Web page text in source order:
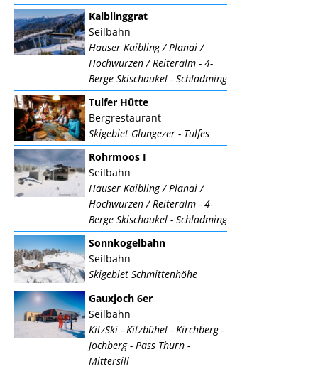
Kaiblinggrat
Seilbahn
Hauser Kaibling / Planai /
Hochwurzen / Reiteralm - 4-
Berge Skischaukel - Schladming
Tulfer Hütte
Bergrestaurant
Skigebiet Glungezer - Tulfes
Rohrmoos I
Seilbahn
Hauser Kaibling / Planai /
Hochwurzen / Reiteralm - 4-
Berge Skischaukel - Schladming
Sonnkogelbahn
Seilbahn
Skigebiet Schmittenhöhe
Gauxjoch 6er
Seilbahn
KitzSki - Kitzbühel - Kirchberg -
Jochberg - Pass Thurn -
Mittersill